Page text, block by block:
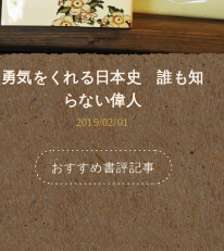
勇気をくれる日本史 誰も知
らない偉人
2019/02/01
おすすめ書評記事